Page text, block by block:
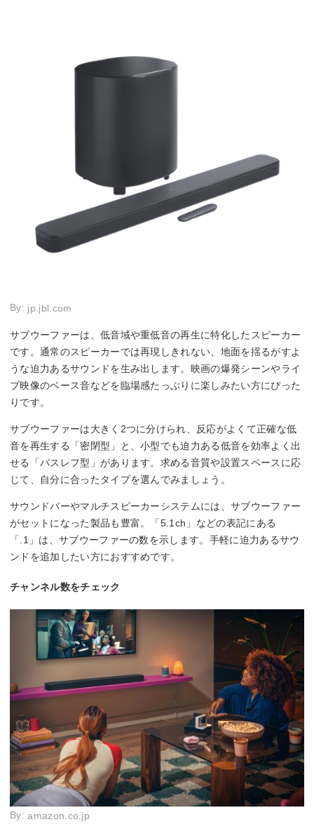
By: jp.jbl.com
サブウーファーは、低音域や重低音の再生に特化したスピーカー
です。通常のスピーカーでは再現しきれない、地面を揺るがすよ
うな迫力あるサウンドを生み出します。映画の爆発シーンやライ
ブ映像のベース音などを臨場感たっぷりに楽しみたい方にぴった
りです。
サブウーファーは大きく2つに分けられ、反応がよくて正確な低
音を再生する「密閉型」と、小型でも迫力ある低音を効率よく出
せる「バスレフ型」があります。求める音質や設置スペースに応
じて、自分に合ったタイプを選んでみましょう。
サウンドバーやマルチスピーカーシステムには、サブウーファー
がセットになった製品も豊富。「5.1ch」などの表記にある
「.1」は、サブウーファーの数を示します。手軽に迫力あるサウ
ンドを追加したい方におすすめです。
チャンネル数をチェック
By:amazon.co.jp